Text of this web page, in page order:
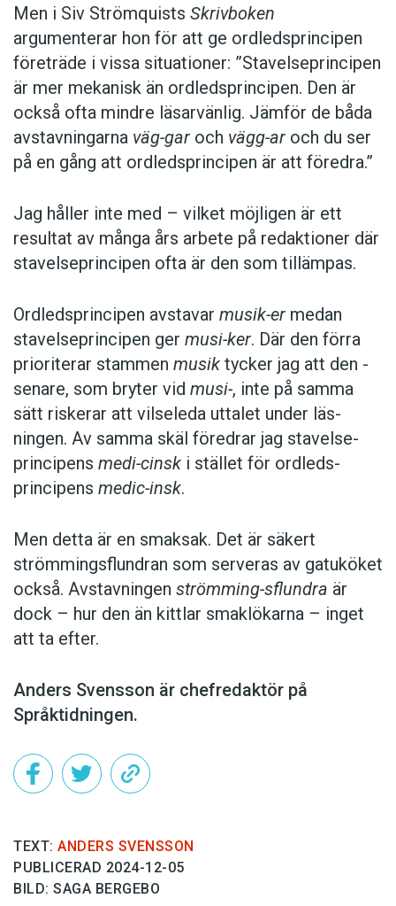
Men i Siv Strömquists Skrivboken
argumenterar hon för att ge ordledsprincipen
företräde i vissa situationer: ”Stavelseprincipen
är mer mekanisk än ordledsprincipen. Den är
också ofta mindre läsarvänlig. Jämför de båda
avstavningarna väg-gar och vägg-ar och du ser
på en gång att ordledsprincipen är att föredra.”
Jag håller inte med – vilket möjligen är ett
resultat av många års arbete på redaktioner där
stavelseprincipen ofta är den som tillämpas.
Ordledsprincipen avstavar musik-er medan
stavelseprincipen ger musi-ker. Där den förra
prioriterar stammen musik tycker jag att den ­
senare, som bryter vid musi-, inte på samma
sätt riskerar att vilseleda uttalet under läs­
ningen. Av samma skäl föredrar jag stavelse­
principens medi-cinsk i stället för ordleds­
principens medic-insk.
Men detta är en smaksak. Det är säkert
strömmingsflundran som serveras av gatu­köket
också. Avstavningen strömming-sflundra är
dock – hur den än kittlar smaklökarna – inget
att ta efter.
Anders Svensson är chefredaktör på
Språktidningen.
TEXT: ANDERS SVENSSON
PUBLICERAD 2024-12-05
BILD: SAGA BERGEBO